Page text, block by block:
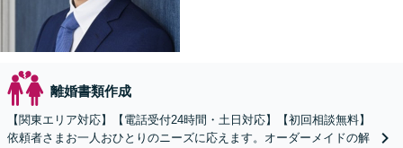
離婚書類作成
【関東エリア対応】【電話受付24時間・土日対応】【初回相談無料】
依頼者さまお一人おひとりのニーズに応えます。オーダーメイドの解